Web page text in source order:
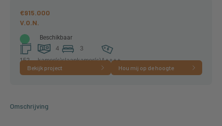
€915.000
Beschikbaar
152
4
kamer(s)
3
slaapkamer(s)A++++
Bekijk project Hou mij op de hoogte
Omschrijving